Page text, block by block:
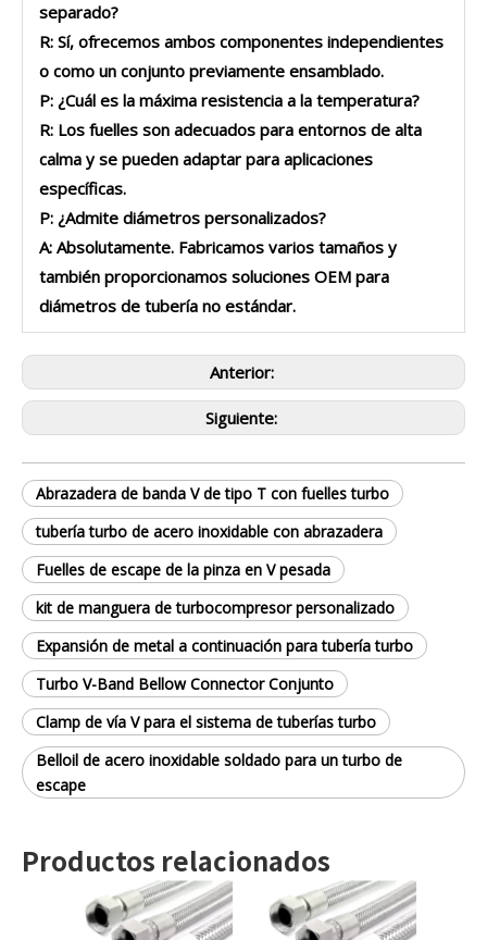
separado?
R: Sí, ofrecemos ambos componentes independientes
o como un conjunto previamente ensamblado.
P: ¿Cuál es la máxima resistencia a la temperatura?
R: Los fuelles son adecuados para entornos de alta
calma y se pueden adaptar para aplicaciones
específicas.
P: ¿Admite diámetros personalizados?
A: Absolutamente. Fabricamos varios tamaños y
también proporcionamos soluciones OEM para
diámetros de tubería no estándar.
Anterior:
Siguiente:
Abrazadera de banda V de tipo T con fuelles turbo
tubería turbo de acero inoxidable con abrazadera
Fuelles de escape de la pinza en V pesada
kit de manguera de turbocompresor personalizado
Expansión de metal a continuación para tubería turbo
Turbo V-Band Bellow Connector Conjunto
Clamp de vía V para el sistema de tuberías turbo
Belloil de acero inoxidable soldado para un turbo de
escape
Productos relacionados